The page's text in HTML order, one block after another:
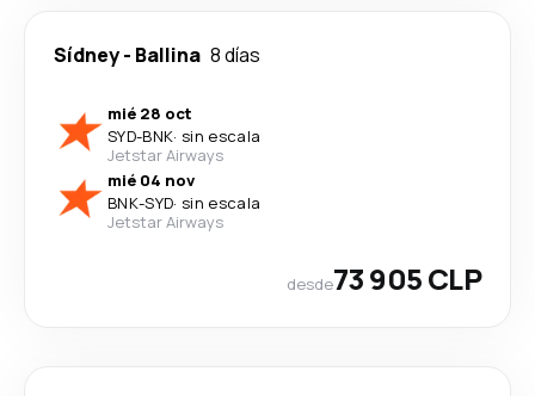
Sídney- Ballina 8 días
mié 28 oct
SYD-BNK· sin escala
Jetstar Airways
mié 04 nov
BNK-SYD· sin escala
Jetstar Airways
desde73 905 CLP